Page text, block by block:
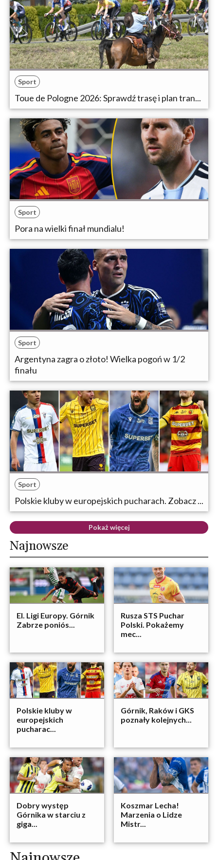
Sport
Toue de Pologne 2026: Sprawdź trasę i plan tran...
Sport
Pora na wielki finał mundialu!
Sport
Argentyna zagra o złoto! Wielka pogoń w 1/2
finału
Sport
Polskie kluby w europejskich pucharach. Zobacz ...
Pokaż więcej
Najnowsze
El. Ligi Europy. Górnik
Zabrze poniós...
Rusza STS Puchar
Polski. Pokażemy
mec...
Polskie kluby w
europejskich
pucharac...
Górnik, Raków i GKS
poznały kolejnych...
Dobry występ
Górnika w starciu z
giga...
Koszmar Lecha!
Marzenia o Lidze
Mistr...